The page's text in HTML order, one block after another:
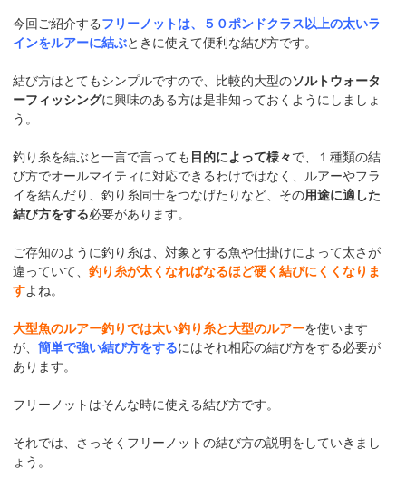
今回ご紹介するフリーノットは、５０ポンドクラス以上の太いラ
インをルアーに結ぶときに使えて便利な結び方です。
結び方はとてもシンプルですので、比較的大型のソルトウォータ
ーフィッシングに興味のある方は是非知っておくようにしましょ
う。
釣り糸を結ぶと一言で言っても 目的によって様々で、１種類の結
び方でオールマイティに対応できるわけではなく、ルアーやフラ
イを結んだり、釣り糸同士をつなげたりなど、その用途に適した
結び方をする必要があります。
ご存知のように釣り糸は、対象とする魚や仕掛けによって太さが
違っていて、釣り糸が太くなればなるほど硬く結びにくくなりま
すよね。
大型魚のルアー釣りでは太い釣り糸と大型のルアーを使います
が、簡単で強い結び方をするにはそれ相応の結び方をする必要が
あります。
フリーノットはそんな時に使える結び方です。
それでは、さっそくフリーノットの結び方の説明をしていきまし
ょう。